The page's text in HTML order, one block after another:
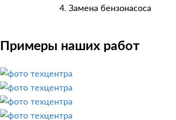
Замена бензонасоса
Примеры наших работ